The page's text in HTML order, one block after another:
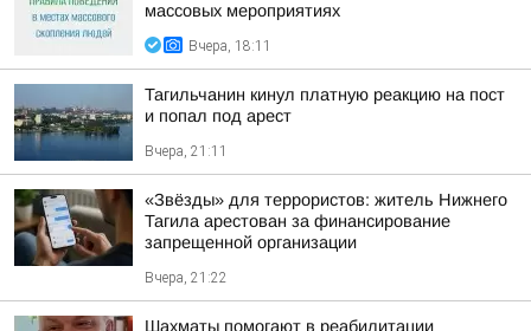
массовых мероприятиях
Вчера, 18:11
Тагильчанин кинул платную реакцию на пост
и попал под арест
Вчера, 21:11
«Звёзды» для террористов: житель Нижнего
Тагила арестован за финансирование
запрещенной организации
Вчера, 21:22
Шахматы помогают в реабилитации